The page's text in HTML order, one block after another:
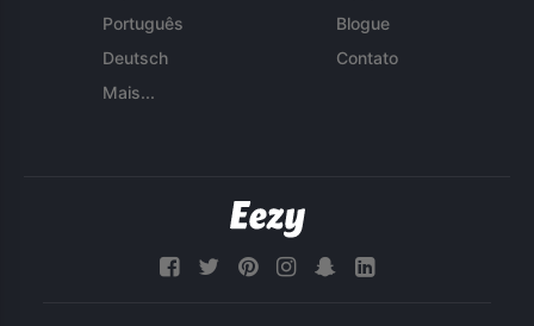
Português
Deutsch
Mais...
Blogue
Contato